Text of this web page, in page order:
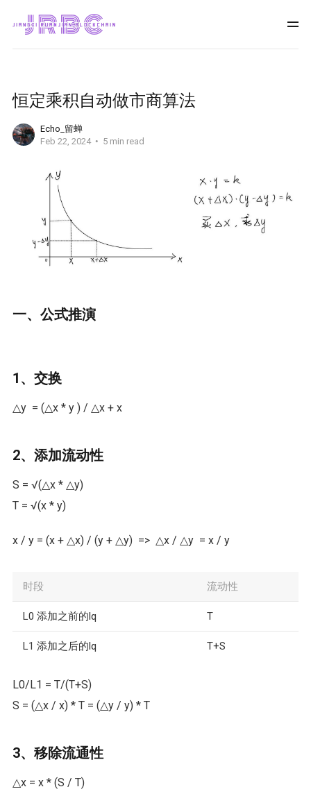
恒定乘积自动做市商算法
Echo_留蝉
Feb 22, 2024
5 min read
一、公式推演
1、交换
△y = (△x * y ) / △x + x
2、添加流动性
S = √(△x * △y)
T = √(x * y)
x / ‌‌y = (x + △x) / (y + △y) => △x / △y = x / y
时段 流动性
L0 添加之前的lq T
L1 添加之后的lq T+S
L0/L1 = T/(T+S)
S = (△x / x) * T = (△y / y) * T
3、移除流通性
△x = x * (S / T)